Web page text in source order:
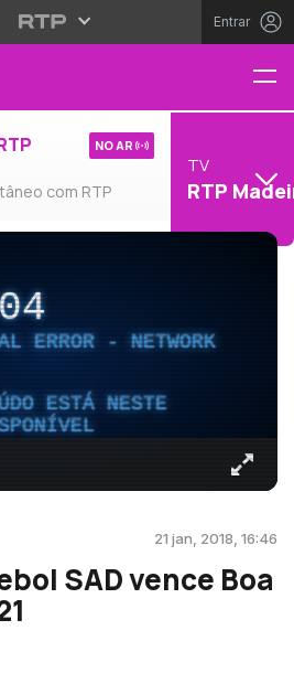
Entrar
com RTP
NO AR
TV
RTP
ERROR - NETWORK
ESTÁ NESTE
21 jan, 2018, 16:46
SAD vence Boa